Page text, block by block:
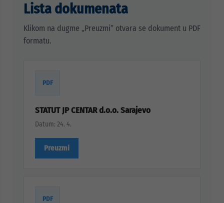
Lista dokumenata
Klikom na dugme „Preuzmi” otvara se dokument u PDF
formatu.
PDF
STATUT JP CENTAR d.o.o. Sarajevo
Datum: 24. 4.
Preuzmi
PDF